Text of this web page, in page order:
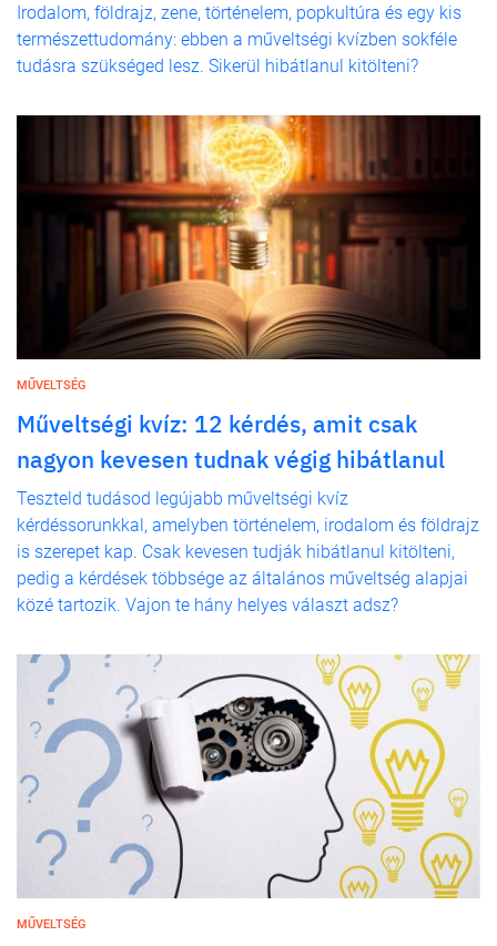
Irodalom, földrajz, zene, történelem, popkultúra és egy kis
természettudomány: ebben a műveltségi kvízben sokféle
tudásra szükséged lesz. Sikerül hibátlanul kitölteni?
MŰVELTSÉG
Műveltségi kvíz: 12 kérdés, amit csak
nagyon kevesen tudnak végig hibátlanul
Teszteld tudásod legújabb műveltségi kvíz
kérdéssorunkkal, amelyben történelem, irodalom és földrajz
is szerepet kap. Csak kevesen tudják hibátlanul kitölteni,
pedig a kérdések többsége az általános műveltség alapjai
közé tartozik. Vajon te hány helyes választ adsz?
MŰVELTSÉG